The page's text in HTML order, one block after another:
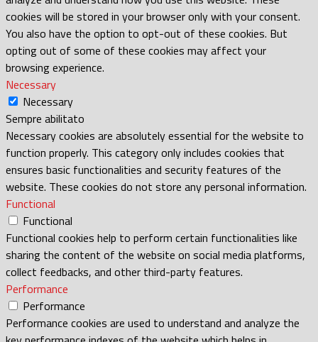
cookies will be stored in your browser only with your consent.
You also have the option to opt-out of these cookies. But
opting out of some of these cookies may affect your
browsing experience.
Necessary
Necessary
Sempre abilitato
Necessary cookies are absolutely essential for the website to
function properly. This category only includes cookies that
ensures basic functionalities and security features of the
website. These cookies do not store any personal information.
Functional
Functional
Functional cookies help to perform certain functionalities like
sharing the content of the website on social media platforms,
collect feedbacks, and other third-party features.
Performance
Performance
Performance cookies are used to understand and analyze the